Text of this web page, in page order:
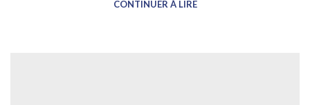
CONTINUER À LIRE